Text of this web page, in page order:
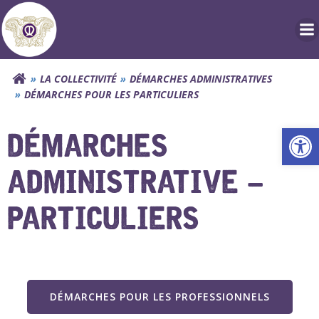
Aller
au
contenu
LA COLLECTIVITÉ
DÉMARCHES ADMINISTRATIVES
DÉMARCHES POUR LES PARTICULIERS
DÉMARCHES
ADMINISTRATIVE –
PARTICULIERS
DÉMARCHES POUR LES PROFESSIONNELS